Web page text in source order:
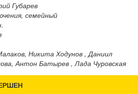
Губарев
семейный
Никита Ходунов , Даниил
Антон Батырев , Лада Чуровская